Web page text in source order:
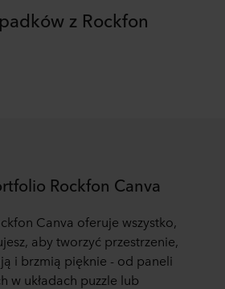
z Rockfon
Rockfon Canva
Canva oferuje wszystko,
aby tworzyć przestrzenie,
i brzmią pięknie - od paneli
w układach puzzle lub